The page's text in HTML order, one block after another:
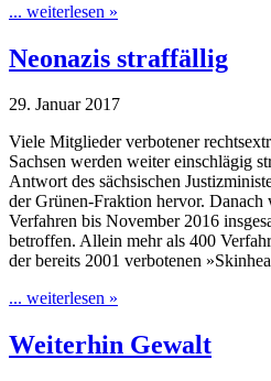
... weiterlesen »
Neonazis straffällig
29. Januar 2017
Viele Mitglieder verbotener
Sachsen werden weiter einschlägig
Antwort des sächsischen
der Grünen-Fraktion hervor. Danach
Verfahren bis November 2016
betroffen. Allein mehr als 400
der bereits 2001 verbotenen
... weiterlesen »
Weiterhin Gewalt